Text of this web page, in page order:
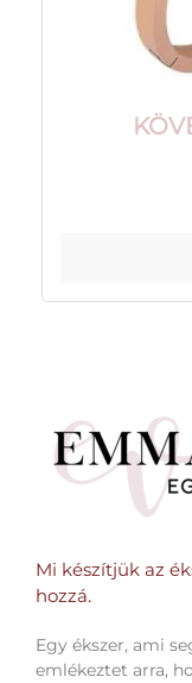
Mi készítjük az
hozzá.​
Egy ékszer, ami
emlékeztet arra,